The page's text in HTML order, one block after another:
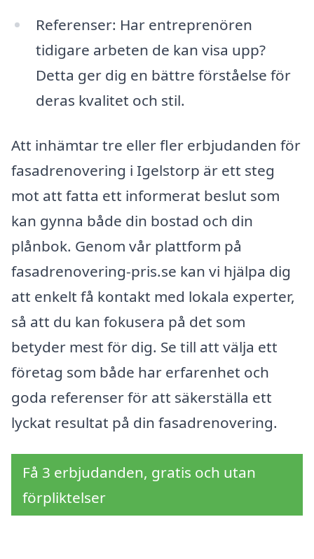
Referenser: Har entreprenören
tidigare arbeten de kan visa upp?
Detta ger dig en bättre förståelse för
deras kvalitet och stil.
Att inhämtar tre eller fler erbjudanden för
fasadrenovering i Igelstorp är ett steg
mot att fatta ett informerat beslut som
kan gynna både din bostad och din
plånbok. Genom vår plattform på
fasadrenovering-pris.se kan vi hjälpa dig
att enkelt få kontakt med lokala experter,
så att du kan fokusera på det som
betyder mest för dig. Se till att välja ett
företag som både har erfarenhet och
goda referenser för att säkerställa ett
lyckat resultat på din fasadrenovering.
Få 3 erbjudanden, gratis och utan
förpliktelser